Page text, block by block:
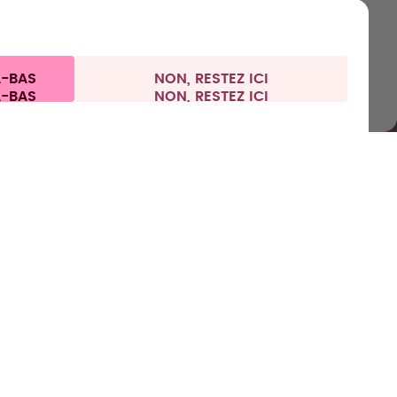
aux clients Politique de confidentialité Mentions légales
BAS NON, RESTEZ ICI